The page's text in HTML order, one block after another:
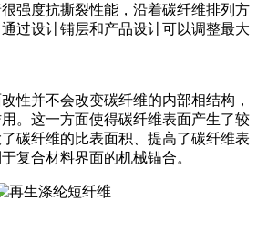
强度抗撕裂性能，沿着碳纤维排列方
过设计铺层和产品设计可以调整最大
并不会改变碳纤维的内部相结构，
。这一方面使得碳纤维表面产生了较
碳纤维的比表面积、提高了碳纤维表
复合材料界面的机械锚合。